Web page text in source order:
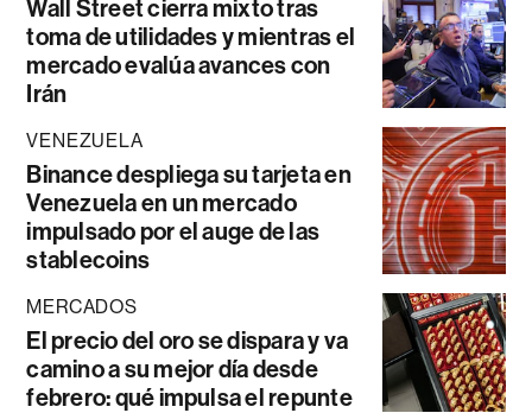
Wall Street cierra mixto tras
toma de utilidades y mientras el
mercado evalúa avances con
Irán
VENEZUELA
Binance despliega su tarjeta en
Venezuela en un mercado
impulsado por el auge de las
stablecoins
MERCADOS
El precio del oro se dispara y va
camino a su mejor día desde
febrero: qué impulsa el repunte